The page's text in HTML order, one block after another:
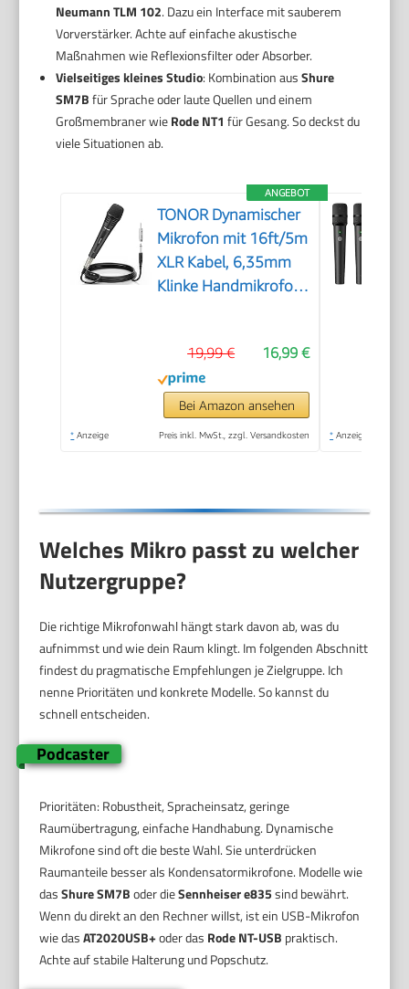
Neumann TLM 102. Dazu ein Interface mit sauberem
Vorverstärker. Achte auf einfache akustische
Maßnahmen wie Reflexionsfilter oder Absorber.
Vielseitiges kleines Studio: Kombination ausShure
SM7Bfür Sprache oder laute Quellen und einem
Großmembraner wieRode NT1 für Gesang. So deckst du
viele Situationen ab.
ANGEBOT
TONOR Dynamischer
Mikrofon mit 16ft/5m
XLR Kabel, 6,35mm
Klinke Handmikrofon
Karaoke Maschine, für
Bühne, Studio, KTV &
Heimgebrauch Audio
16,99 €
19,99 €
Bei Amazon ansehen
* Anzeige Preis inkl. MwSt., zzgl. Versandkosten * Anzeige
Welches Mikro passt zu welcher
Nutzergruppe?
Die richtige Mikrofonwahl hängt stark davon ab, was du
aufnimmst und wie dein Raum klingt. Im folgenden Abschnitt
findest du pragmatische Empfehlungen je Zielgruppe. Ich
nenne Prioritäten und konkrete Modelle. So kannst du
schnell entscheiden.
Podcaster
Prioritäten: Robustheit, Spracheinsatz, geringe
Raumübertragung, einfache Handhabung. Dynamische
Mikrofone sind oft die beste Wahl. Sie unterdrücken
Raumanteile besser als Kondensatormikrofone. Modelle wie
dasShure SM7Boder dieSennheiser e835sind bewährt.
Wenn du direkt an den Rechner willst, ist ein USB-Mikrofon
wie dasAT2020USB+oder das Rode NT-USB praktisch.
Achte auf stabile Halterung und Popschutz.